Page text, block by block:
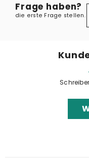
Frage haben?
die erste Frage stellen.